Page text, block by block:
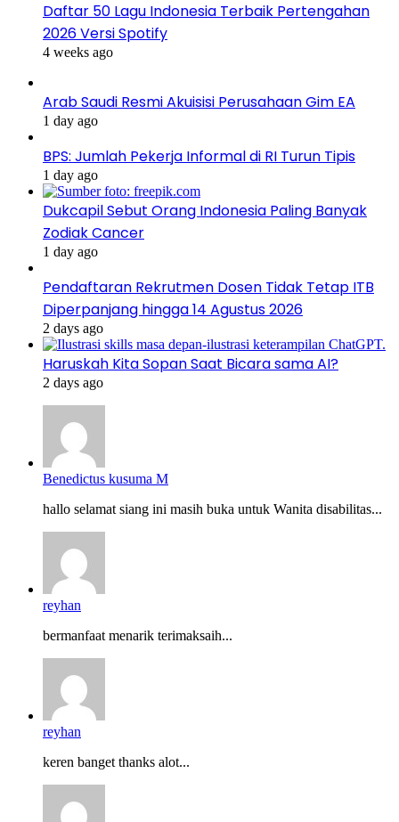
Daftar 50 Lagu Indonesia Terbaik Pertengahan
2026 Versi Spotify
4 weeks ago
Arab Saudi Resmi Akuisisi Perusahaan Gim EA
1 day ago
BPS: Jumlah Pekerja Informal di RI Turun Tipis
1 day ago
Dukcapil Sebut Orang Indonesia Paling Banyak
Zodiak Cancer
1 day ago
Pendaftaran Rekrutmen Dosen Tidak Tetap ITB
Diperpanjang hingga 14 Agustus 2026
2 days ago
Haruskah Kita Sopan Saat Bicara sama AI?
2 days ago
Benedictus kusuma M
hallo selamat siang ini masih buka untuk Wanita disabilitas...
reyhan
bermanfaat menarik terimaksaih...
reyhan
keren banget thanks alot...